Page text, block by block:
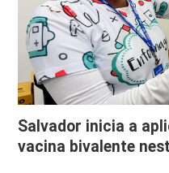
Salvador inicia a
vacina bivalente